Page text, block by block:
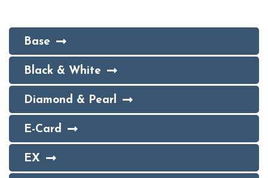
Base
Black & White
Diamond & Pearl
E-Card
EX